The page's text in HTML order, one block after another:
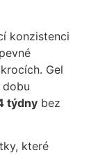
konzistenci
Gel
dobu
týdny bez
které